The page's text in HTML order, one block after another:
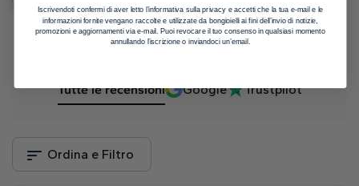
Tutte le recensioni Google Trustpilot
Ordina e Filtro
Iscrivendoti confermi di aver letto l’informativa sulla privacy e accetti che la tua e-mail e le
informazioni fornite vengano raccolte e utilizzate da bongioielli ai fini dell’invio di notizie,
promozioni e aggiornamenti via e-mail. Puoi revocare il tuo consenso in qualsiasi momento
annullando l’iscrizione o inviandoci un’email.